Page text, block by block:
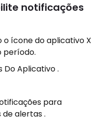
notificações
ícone do aplicativo X
período.
Do Aplicativo .
para
alertas .